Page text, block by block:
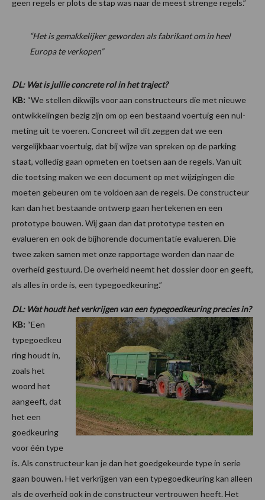
geen regels er plots de stap was naar de meest strenge regels.”
“Het is gemakkelijker geworden als fabrikant om in heel
Europa te verkopen”
DL: Wat is jullie concrete rol in het traject?
KB: “We stellen dikwijls voor aan constructeurs die met nieuwe
ontwikkelingen bezig zijn om op een bestaand voertuig een nul-
meting uit te voeren. Concreet wil dit zeggen dat we een
vergelijkbaar voertuig, dat bij wijze van spreken op de parking
staat, volledig gaan opmeten en toetsen aan de regels. Van uit
die toetsing maken we een document op met wijzigingen die
moeten gebeuren om te voldoen aan de regels. De constructeur
kan dan het bestaande ontwerp gaan hertekenen en een
prototype bouwen. Wij gaan dan dat prototype testen en
evalueren en ook de bijhorende documentatie evalueren. Die
twee zaken samen met onze rapportage worden dan naar de
overheid gestuurd. De overheid neemt het dossier door en geeft,
als alles in orde is, een typegoedkeuring.”
DL: Wat houdt het verkrijgen van een typegoedkeuring precies in?
KB: “Een
typegoedkeu
ring houdt in,
zoals het
woord het
aangeeft, dat
het een
goedkeuring
voor één type
is. Als constructeur kan je dan het goedgekeurde type in serie
gaan bouwen. Het verkrijgen van een typegoedkeuring kan alleen
als de overheid ook in de constructeur vertrouwen heeft. Het